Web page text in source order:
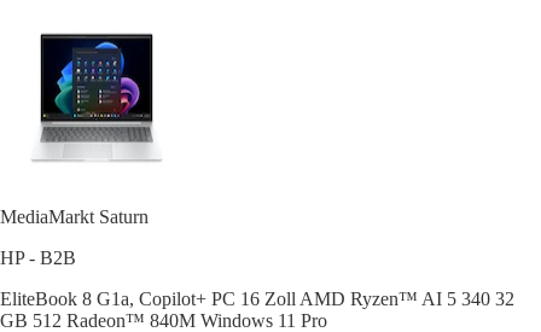
MediaMarkt Saturn
HP - B2B
EliteBook 8 G1a, Copilot+ PC 16 Zoll AMD Ryzen™ AI 5 340 32
GB 512 Radeon™ 840M Windows 11 Pro